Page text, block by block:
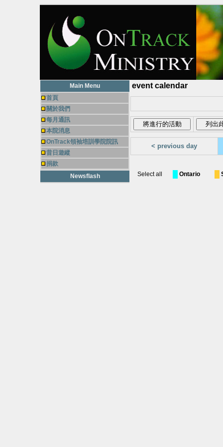
Main Menu
首頁
關於我們
每月通訊
本院消息
OnTrack領袖培訓學院院訊
昔日遊縱
捐款
Newsflash
event calendar
< previous day
Select all Ontario